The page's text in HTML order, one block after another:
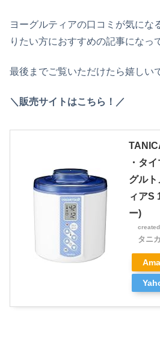
ヨーグルティアの口コミが気にな
りたい方におすすめの記事になっ
最後までご覧いただけたら嬉しい
＼販売サイトはこちら！／
・タ
グル
ィアS
ー)
タニ